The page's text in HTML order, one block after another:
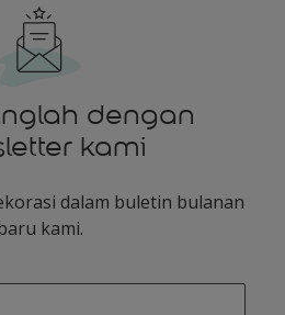
dengan
kami
dalam buletin bulanan
kami.